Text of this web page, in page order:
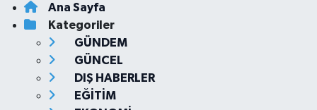
Ana Sayfa
Kategoriler
GÜNDEM
GÜNCEL
DIŞ HABERLER
EĞİTİM